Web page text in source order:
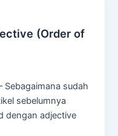
(Order of
Sebagaimana sudah
sebelumnya
dengan adjective